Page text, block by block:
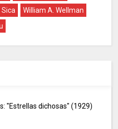
Sica
William A. Wellman
"Estrellas dichosas" (1929)